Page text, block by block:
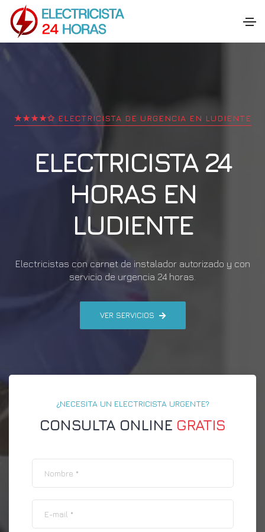
★★★★✩ ELECTRICISTA DE URGENCIA EN LUDIENTE
ELECTRICISTA 24
HORAS EN
LUDIENTE
Electricistas con carnet de instalador autorizado y con
servicio de urgencia 24 horas.
VER SERVICIOS
¿NECESITA UN ELECTRICISTA URGENTE?
CONSULTA ONLINE GRATIS